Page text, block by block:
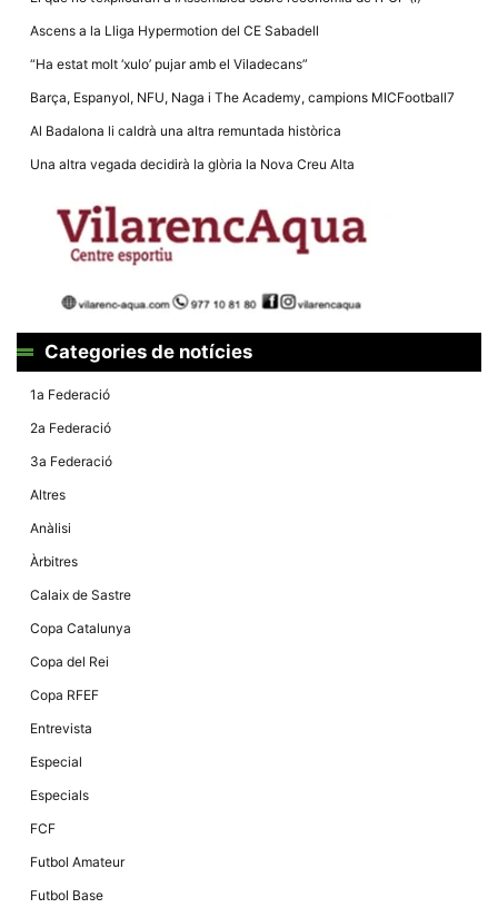
Ascens a la Lliga Hypermotion del CE Sabadell
“Ha estat molt ‘xulo’ pujar amb el Viladecans”
Barça, Espanyol, NFU, Naga i The Academy, campions MICFootball7
Al Badalona li caldrà una altra remuntada històrica
Una altra vegada decidirà la glòria la Nova Creu Alta
Categories de notícies
1a Federació
2a Federació
3a Federació
Altres
Anàlisi
Àrbitres
Calaix de Sastre
Copa Catalunya
Copa del Rei
Copa RFEF
Entrevista
Especial
Especials
FCF
Futbol Amateur
Futbol Base